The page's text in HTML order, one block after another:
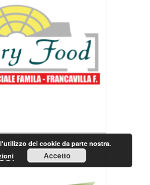
dei cookie da parte nostra.
Accetto